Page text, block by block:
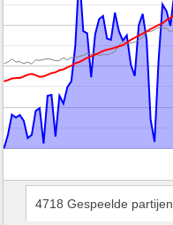
4718 Gespeelde partijen